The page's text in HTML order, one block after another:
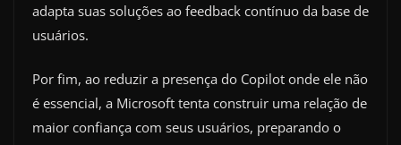
adapta suas soluções ao feedback contínuo da base de
usuários.
Por fim, ao reduzir a presença do Copilot onde ele não
é essencial, a Microsoft tenta construir uma relação de
maior confiança com seus usuários, preparando o